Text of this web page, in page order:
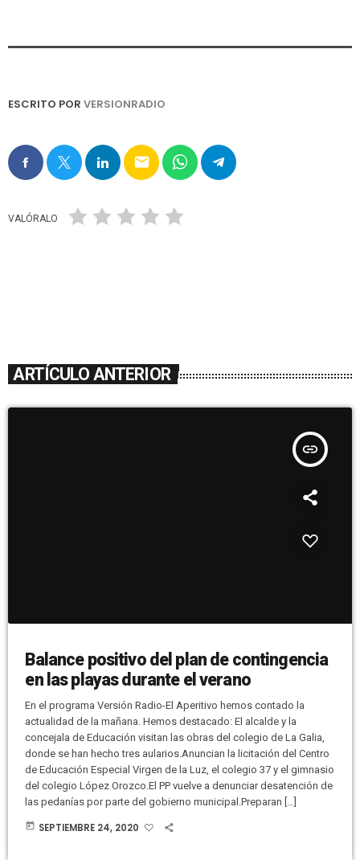
ESCRITO POR VERSIONRADIO
email
VALÓRALO
ARTÍCULO ANTERIOR
insert_link
Balance positivo del plan de contingencia
en las playas durante el verano
En el programa Versión Radio-El Aperitivo hemos contado la
actualidad de la mañana. Hemos destacado: El alcalde y la
concejala de Educación visitan las obras del colegio de La Galia,
donde se han hecho tres aularios.Anuncian la licitación del Centro
de Educación Especial Virgen de la Luz, el colegio 37 y el gimnasio
del colegio López Orozco.El PP vuelve a denunciar desatención de
las pedanías por parte del gobierno municipal.Preparan […]
today SEPTIEMBRE 24, 2020